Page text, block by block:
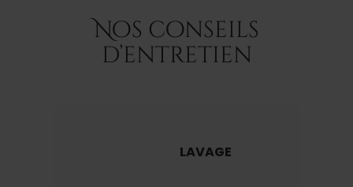
Nos conseils
d’entretien
LAVAGE